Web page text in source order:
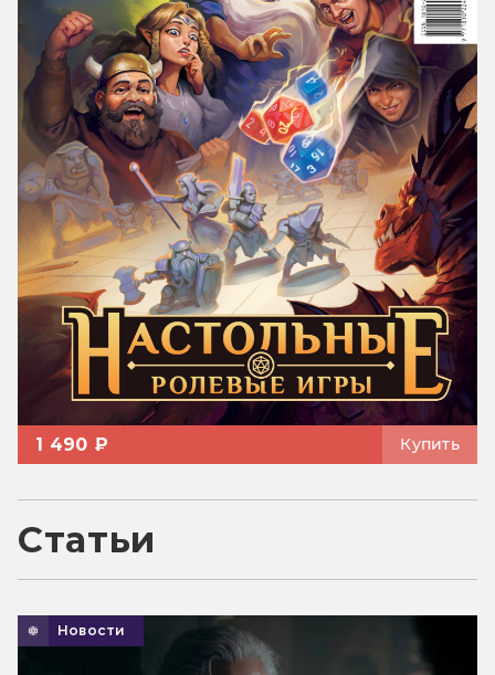
1 490 ₽ Купить
Статьи
Новости